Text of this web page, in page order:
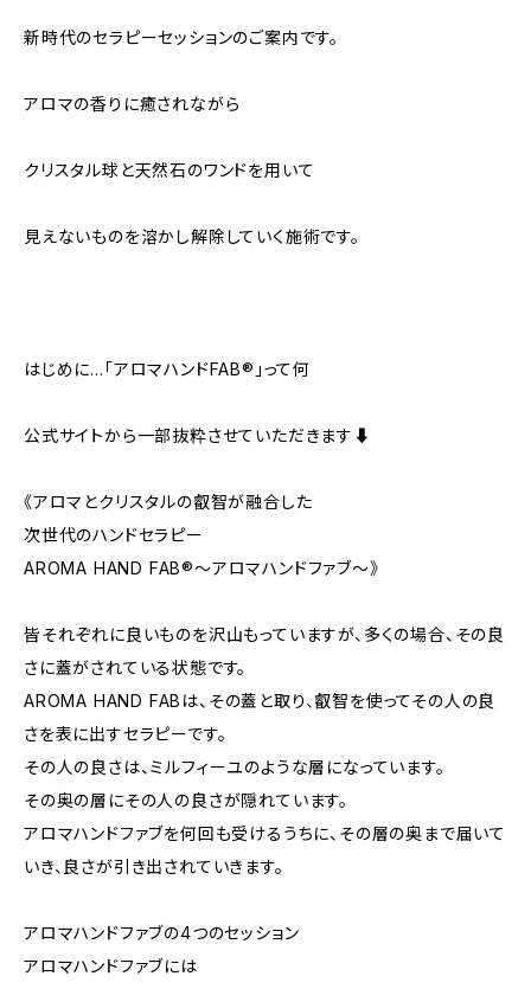
新時代のセラピーセッションのご案内です。
アロマの香りに癒されながら
クリスタル球と天然石のワンドを用いて
見えないものを溶かし解除していく施術です。
はじめに…「アロマハンドFAB®︎」って何⁇
公式サイトから一部抜粋させていただきます⬇︎
《アロマとクリスタルの叡智が融合した
次世代のハンドセラピー
AROMA HAND FAB®～アロマハンドファブ～》
皆それぞれに良いものを沢山もっていますが、多くの場合、その良
さに蓋がされている状態です。
AROMA HAND FABは、その蓋と取り、叡智を使ってその人の良
さを表に出すセラピーです。
その人の良さは、ミルフィーユのような層になっています。
その奥の層にその人の良さが隠れています。
アロマハンドファブを何回も受けるうちに、その層の奥まで届いて
いき、良さが引き出されていきます。
アロマハンドファブの4つのセッション
アロマハンドファブには